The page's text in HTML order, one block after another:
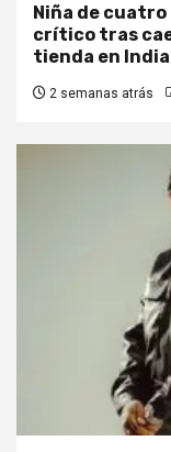
Niña de
crítico tras
tienda en India
2 semanas atrás